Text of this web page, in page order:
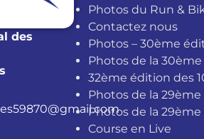
des
Photos du Run &
Contactez nous
Photos – 30ème
Photos de la 30ème
32ème édition des
Photos de la 29ème
Photos de la 29ème
Course en Live